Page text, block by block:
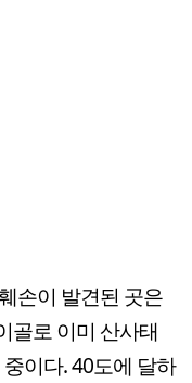
손이 발견된 곳은
골로 이미 산사태
이다. 40도에 달하